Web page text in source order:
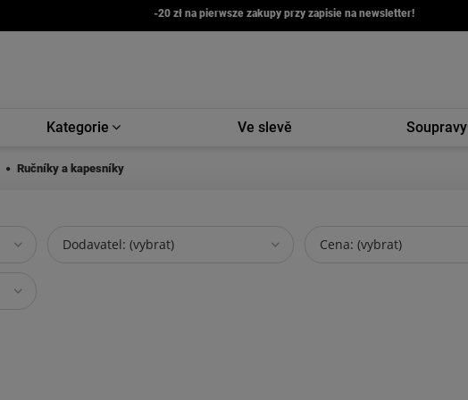
-20 zł na pierwsze zakupy przy zapisie na newsletter!
Kategorie Ve slevě Soupravy
Ručníky a kapesníky
Dodavatel: (vybrat) Cena: (vybrat)